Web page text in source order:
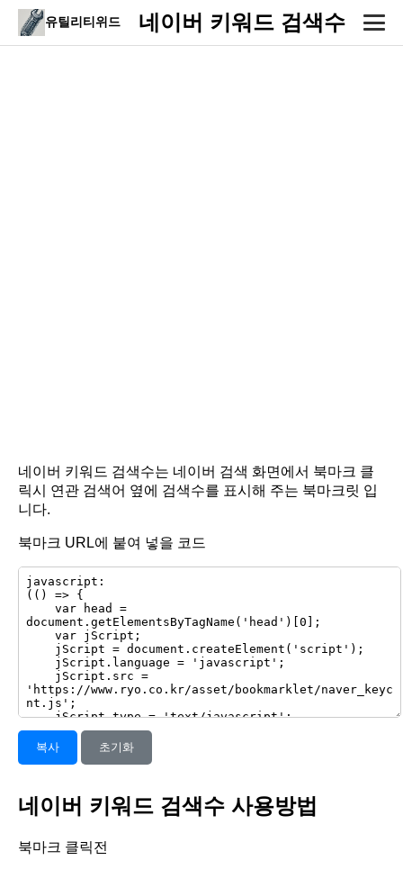
유틸리티위드 네이버 키워드 검색수
네이버 키워드 검색수는 네이버 검색 화면에서 북마크 클
릭시 연관 검색어 옆에 검색수를 표시해 주는 북마크릿 입
니다.
북마크 URL에 붙여 넣을 코드
복사 초기화
네이버 키워드 검색수 사용방법
북마크 클릭전